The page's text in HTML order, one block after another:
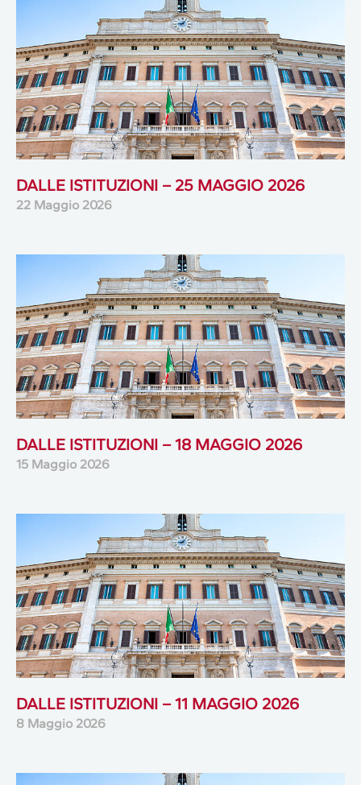
DALLE ISTITUZIONI – 25 MAGGIO 2026
22 Maggio 2026
DALLE ISTITUZIONI – 18 MAGGIO 2026
15 Maggio 2026
DALLE ISTITUZIONI – 11 MAGGIO 2026
8 Maggio 2026